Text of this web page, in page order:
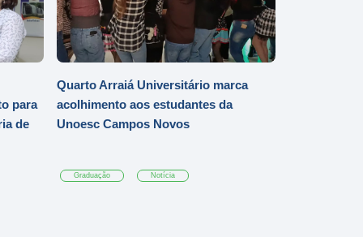
para
de
Quarto Arraiá Universitário marca
acolhimento aos estudantes da
Unoesc Campos Novos
Graduação Notícia